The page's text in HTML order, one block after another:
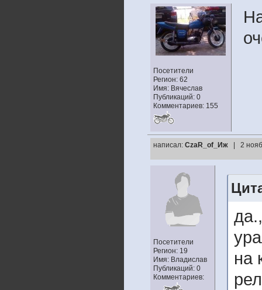
Посетители
Регион: 62
Имя: Вячеслав
Публикаций: 0
Комментариев: 155
написал: CzaR_of_Иж | 2
Посетители
Регион: 19
Имя: Владислав
Публикаций: 0
Комментариев:
на